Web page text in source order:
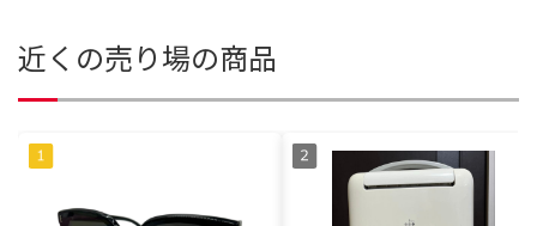
近くの売り場の商品